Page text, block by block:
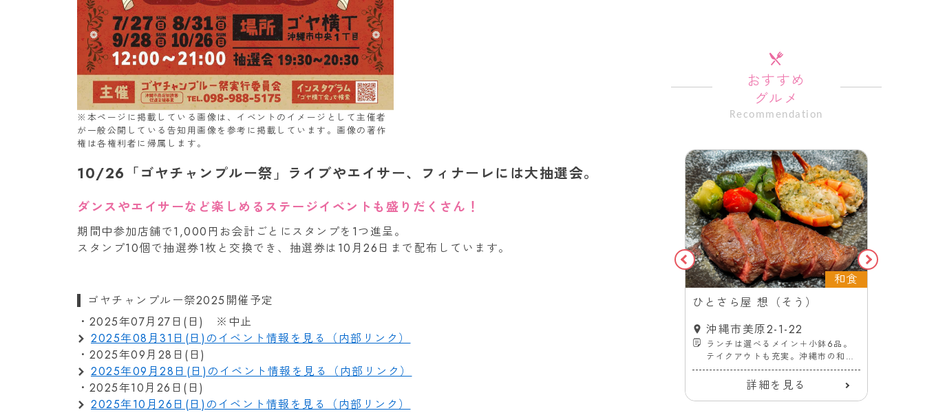
※本ページに掲載している画像は、イベントのイメージとして主催者
が一般公開している告知用画像を参考に掲載しています。画像の著作
権は各権利者に帰属します。
10/26「ゴヤチャンプルー祭」ライブやエイサー、フィナーレには大抽選会。
ダンスやエイサーなど楽しめるステージイベントも盛りだくさん！
期間中参加店舗で1,000円お会計ごとにスタンプを1つ進呈。
スタンプ10個で抽選券1枚と交換でき、抽選券は10月26日まで配布しています。
ゴヤチャンプルー祭2025開催予定
・2025年07月27日(日) ※中止
2025年08月31日(日)のイベント情報を見る（内部リンク）
・2025年09月28日(日)
2025年09月28日(日)のイベント情報を見る（内部リンク）
・2025年10月26日(日)
2025年10月26日(日)のイベント情報を見る（内部リンク）
おすすめ
グルメ
Recommendation
沖縄市知花5-13-18
シャトレマイハウス201
2009年創業。国道329号線沿いにあ
和食
ひとさら屋 想（そう）
沖縄市美原2-1-22
ランチは選べるメイン＋小鉢6品。
テイクアウトも充実。沖縄市の和食
処「ひとさら屋 想」
詳細を見る